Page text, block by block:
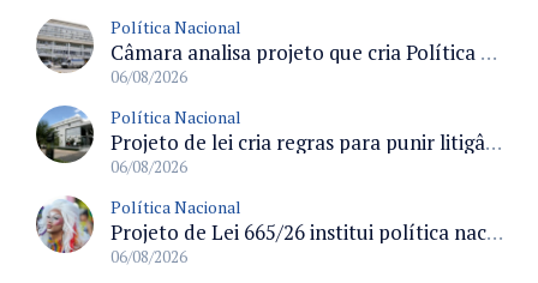
Política Nacional
Câmara analisa projeto que cria Política Nacional de Qualificação e Valorização da Preceptoria na Residência Médica
06/08/2026
Política Nacional
Projeto de lei cria regras para punir litigância abusiva reversa e integrar sistemas do Judiciário
06/08/2026
Política Nacional
Projeto de Lei 665/26 institui política nacional para prevenção ao transfeminicídio e prevê medidas de proteção e reparação
06/08/2026